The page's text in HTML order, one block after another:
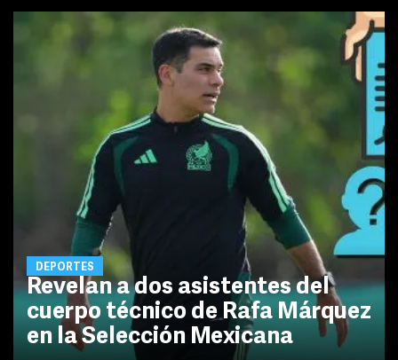
DEPORTES
Revelan a dos asistentes del
cuerpo técnico de Rafa Márquez
en la Selección Mexicana